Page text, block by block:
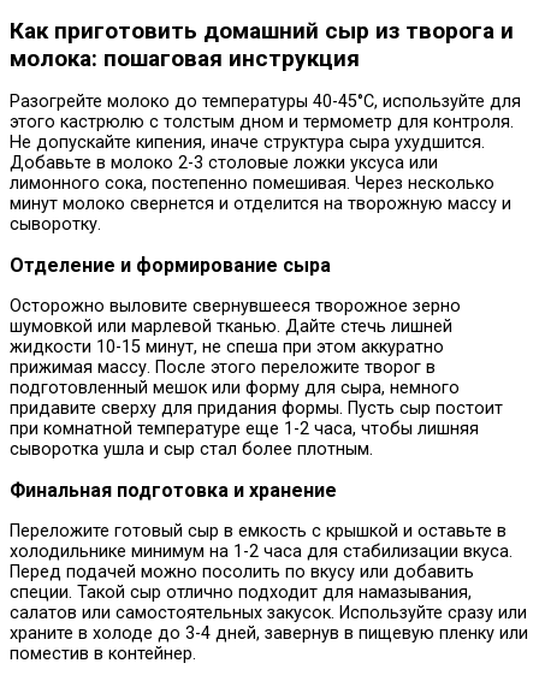
Как приготовить домашний сыр из творога и
молока: пошаговая инструкция
Разогрейте молоко до температуры 40-45°C, используйте для
этого кастрюлю с толстым дном и термометр для контроля.
Не допускайте кипения, иначе структура сыра ухудшится.
Добавьте в молоко 2-3 столовые ложки уксуса или
лимонного сока, постепенно помешивая. Через несколько
минут молоко свернется и отделится на творожную массу и
сыворотку.
Отделение и формирование сыра
Осторожно выловите свернувшееся творожное зерно
шумовкой или марлевой тканью. Дайте стечь лишней
жидкости 10-15 минут, не спеша при этом аккуратно
прижимая массу. После этого переложите творог в
подготовленный мешок или форму для сыра, немного
придавите сверху для придания формы. Пусть сыр постоит
при комнатной температуре еще 1-2 часа, чтобы лишняя
сыворотка ушла и сыр стал более плотным.
Финальная подготовка и хранение
Переложите готовый сыр в емкость с крышкой и оставьте в
холодильнике минимум на 1-2 часа для стабилизации вкуса.
Перед подачей можно посолить по вкусу или добавить
специи. Такой сыр отлично подходит для намазывания,
салатов или самостоятельных закусок. Используйте сразу или
храните в холоде до 3-4 дней, завернув в пищевую пленку или
поместив в контейнер.